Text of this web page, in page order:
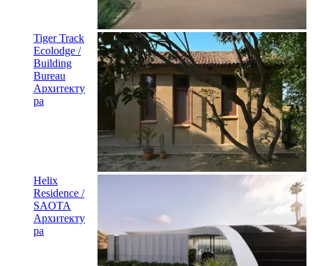
Tiger Track
Ecolodge /
Building
Bureau
Архитекту
ра
Helix
Residence /
SAOTA
Архитекту
ра